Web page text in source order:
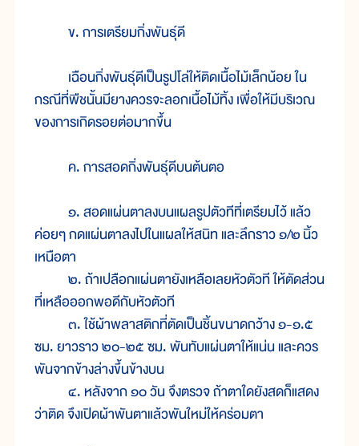
ข. การเตรียมกิ่งพันธุ์ดี
เฉือนกิ่งพันธุ์ดีเป็นรูปโล่ให้ติดเนื้อไม้เล็กน้อย ใน
กรณีที่พืชนั้นมียางควรจะลอกเนื้อไม้ทิ้ง เพื่อให้มีบริเวณ
ของการเกิดรอยต่อมากขึ้น
ค. การสอดกิ่งพันธุ์ดีบนต้นตอ
๑. สอดแผ่นตาลงบนแผลรูปตัวทีที่เตรียมไว้ แล้ว
ค่อยๆ กดแผ่นตาลงไปในแผลให้สนิท และลึกราว ๑/๒นิ้ว
เหนือตา
๒. ถ้าเปลือกแผ่นตายังเหลือเลยหัวตัวที ให้ตัดส่วน
ที่เหลือออกพอดีกับหัวตัวที
๓. ใช้ผ้าพลาสติกที่ตัดเป็นชิ้นขนาดกว้าง ๑-๑.๕
ซม. ยาวราว ๒๐-๒๕ ซม. พันทับแผ่นตาให้แน่น และควร
พันจากข้างล่างขึ้นข้างบน
๔. หลังจาก ๑๐ วัน จึงตรวจ ถ้าตาใดยังสดก็แสดง
ว่าติด จึงเปิดผ้าพันตาแล้วพันใหม่ให้คร่อมตา